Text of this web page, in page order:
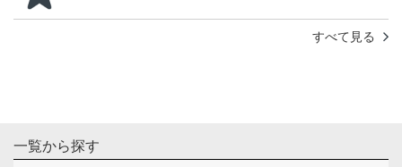
すべて見る
一覧から探す